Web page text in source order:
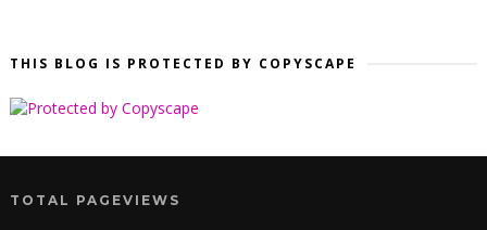
THIS BLOG IS PROTECTED BY COPYSCAPE
TOTAL PAGEVIEWS